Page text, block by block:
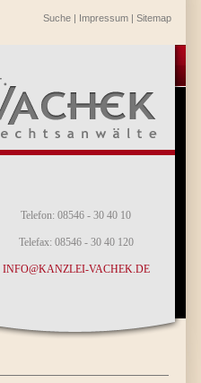
Suche| Impressum| Sitemap
Telefon: 08546 - 30 40 10
Telefax: 08546 - 30 40 120
INFO@KANZLEI-VACHEK.DE